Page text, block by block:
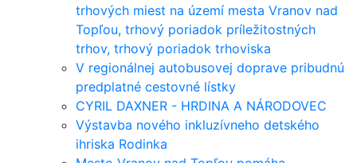
trhových miest na území mesta Vranov nad
Topľou, trhový poriadok príležitostných
trhov, trhový poriadok trhoviska
V regionálnej autobusovej doprave pribudnú
predplatné cestovné lístky
CYRIL DAXNER - HRDINA A NÁRODOVEC
Výstavba nového inkluzívneho detského
ihriska Rodinka